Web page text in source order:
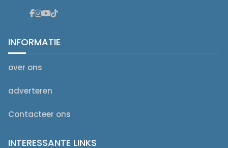
INFORMATIE
over ons
adverteren
Contacteer ons
INTERESSANTE LINKS